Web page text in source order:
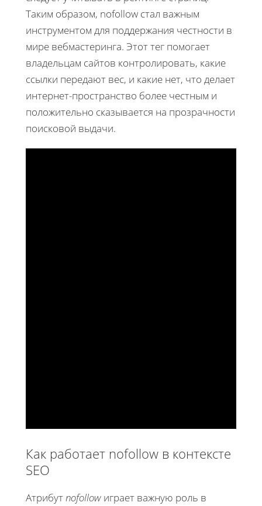
Таким образом, nofollow стал важным
инструментом для поддержания честности в
мире вебмастеринга. Этот тег помогает
владельцам сайтов контролировать, какие
ссылки передают вес, и какие нет, что делает
интернет-пространство более честным и
положительно сказывается на прозрачности
поисковой выдачи.
Как работает nofollow в контексте
SEO
Атрибутnofollow играет важную роль в